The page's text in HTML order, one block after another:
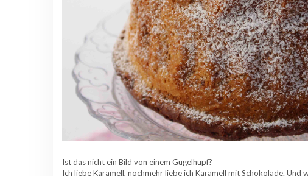
Ist das nicht ein Bild von einem Gugelhupf?
Ich liebe Karamell, nochmehr liebe ich Karamell mit Schokolade. Und